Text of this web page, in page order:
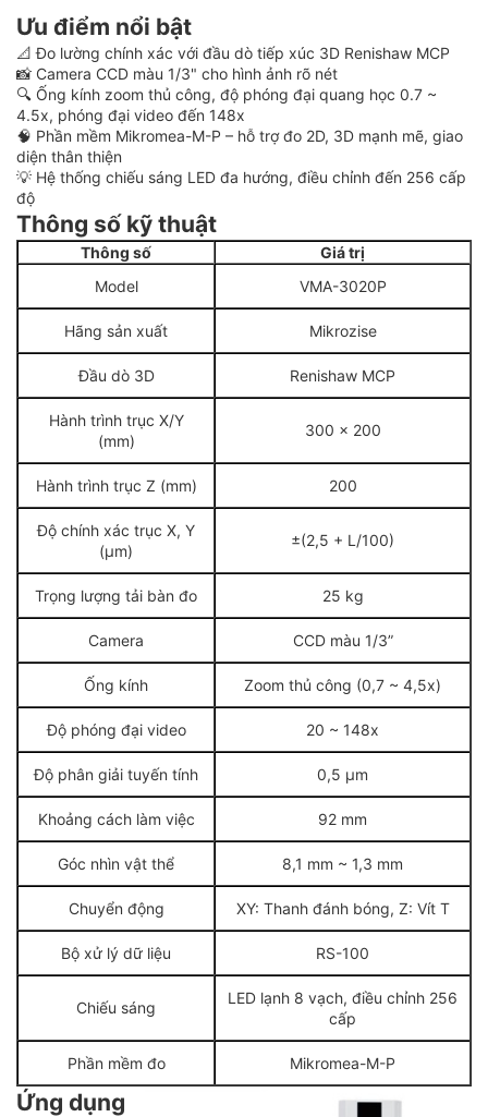
Ưu điểm nổi bật
📐 Đo lường chính xác với đầu dò tiếp xúc 3D Renishaw MCP
📸 Camera CCD màu 1/3" cho hình ảnh rõ nét
🔍 Ống kính zoom thủ công, độ phóng đại quang học 0.7 ~
4.5x, phóng đại video đến 148x
🧠 Phần mềm Mikromea-M-P – hỗ trợ đo 2D, 3D mạnh mẽ, giao
diện thân thiện
💡 Hệ thống chiếu sáng LED đa hướng, điều chỉnh đến 256 cấp
độ
Thông số kỹ thuật
Thông số
Giá trị
Model
VMA-3020P
Hãng sản xuất Mikrozise
Đầu dò 3D Renishaw MCP
Hành trình trục X/Y
(mm)
300 x 200
Hành trình trục Z (mm) 200
Độ chính xác trục X, Y
(µm)
±(2,5 + L/100)
Trọng lượng tải bàn đo 25 kg
Camera CCD màu 1/3”
Ống kính Zoom thủ công (0,7 ~ 4,5x)
Độ phóng đại video 20 ~ 148x
Độ phân giải tuyến tính 0,5 µm
Khoảng cách làm việc 92 mm
Góc nhìn vật thể 8,1 mm ~ 1,3 mm
Chuyển động XY: Thanh đánh bóng, Z: Vít T
Bộ xử lý dữ liệu RS-100
Chiếu sáng
LED lạnh 8 vạch, điều chỉnh 256
cấp
Phần mềm đo Mikromea-M-P
Ứng dụng